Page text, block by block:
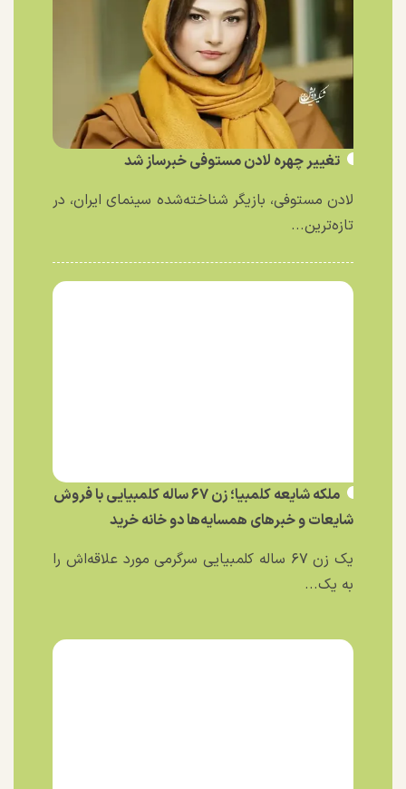
تغییر چهره لادن مستوفی خبرساز شد
لادن مستوفی، بازیگر شناخته‌شده سینمای ایران، در
تازه‌ترین...
ملکه شایعه کلمبیا؛ زن ۶۷ ساله کلمبیایی با فروش
شایعات و خبر‌های همسایه‌ها دو خانه خرید
یک زن ۶۷ ساله کلمبیایی سرگرمی مورد علاقه‌اش را
به یک...